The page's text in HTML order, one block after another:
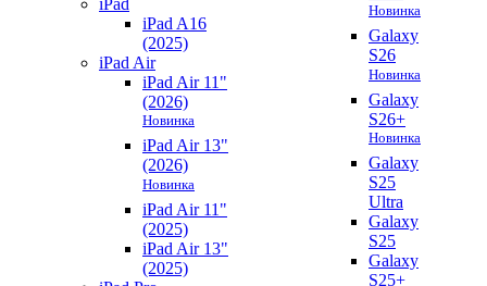
iPad
iPad A16
(2025)
iPad Air
iPad Air 11"
(2026)
Новинка
iPad Air 13"
(2026)
Новинка
iPad Air 11"
(2025)
iPad Air 13"
(2025)
Новинка
Galaxy
S26
Новинка
Galaxy
S26+
Новинка
Galaxy
S25
Ultra
Galaxy
S25
Galaxy
S25+